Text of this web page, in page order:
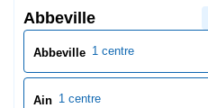
Abbeville
Abbeville 1 centre
Ain 1 centre